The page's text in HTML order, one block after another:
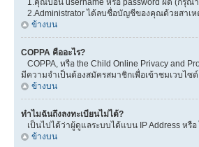
1.คุณป้อน username หรือ password ผิด (กรุ
2.Administrator ได้ลบชื่อบัญชีของคุณด้วยสาเห
ข้างบน
COPPA คืออะไร?
COPPA, หรือ the Child Online Privacy and
มีความจำเป็นต้องสมัครสมาชิกเพื่อเข้าชมเวบไ
ข้างบน
ทำไมฉันถึงลงทะเบียนไม่ได้?
เป็นไปได้ว่าผู้ดูแลระบบได้แบน IP Address หรื
ข้างบน